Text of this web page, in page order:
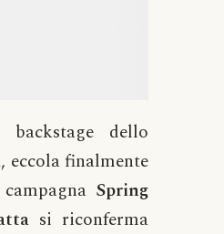
backstage dello
, eccola finalmente
Spring
si riconferma